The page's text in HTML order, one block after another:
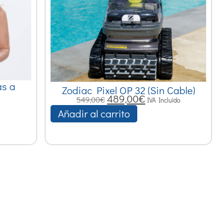
a
Zodiac Pixel OP 32 (Sin Cable)
549,00€489,00€ IVA Incluido
Añadir al carrito